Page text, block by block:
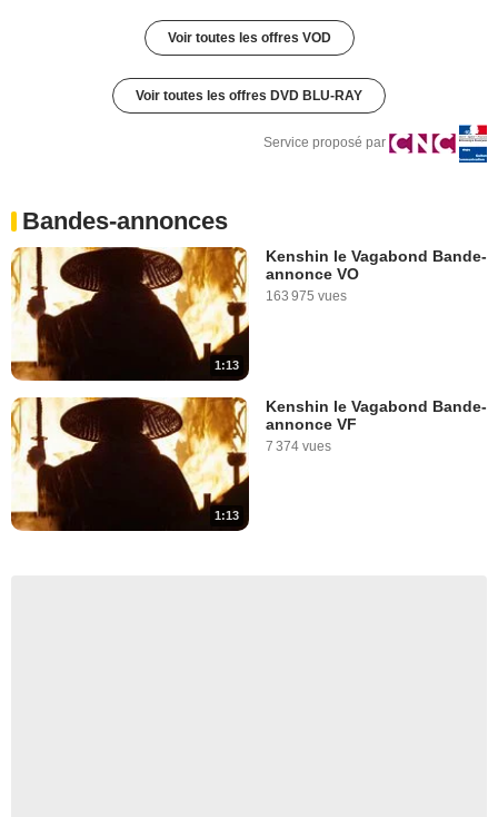
Voir toutes les offres VOD
Voir toutes les offres DVD BLU-RAY
Service proposé par
Bandes-annonces
1:13
Kenshin le Vagabond Bande-
annonce VO
163 975 vues
1:13
Kenshin le Vagabond Bande-
annonce VF
7 374 vues